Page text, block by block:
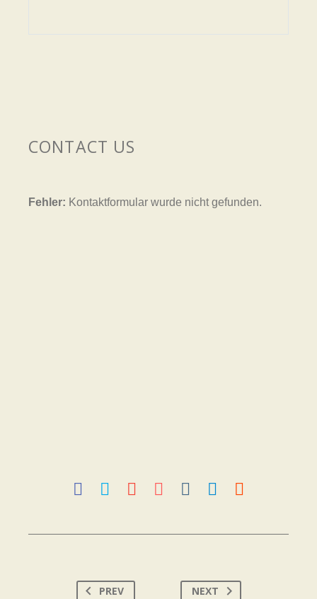
CONTACT US
Fehler: Kontaktformular wurde nicht gefunden.
PREV NEXT